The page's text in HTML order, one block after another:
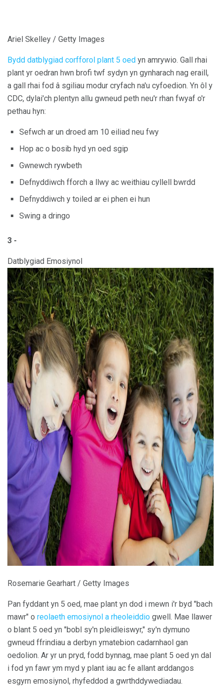
Ariel Skelley / Getty Images
Bydd datblygiad corfforol plant 5 oed yn amrywio. Gall rhai
plant yr oedran hwn brofi twf sydyn yn gynharach nag eraill,
a gall rhai fod â sgiliau modur cryfach na'u cyfoedion. Yn ôl y
CDC, dylai'ch plentyn allu gwneud peth neu'r rhan fwyaf o'r
pethau hyn:
Sefwch ar un droed am 10 eiliad neu fwy
Hop ac o bosib hyd yn oed sgip
Gwnewch rywbeth
Defnyddiwch fforch a llwy ac weithiau cyllell bwrdd
Defnyddiwch y toiled ar ei phen ei hun
Swing a dringo
3 -
Datblygiad Emosiynol
ad
Rosemarie Gearhart / Getty Images
Pan fyddant yn 5 oed, mae plant yn dod i mewn i'r byd "bach
mawr" o reolaeth emosiynol a rheoleiddio gwell. Mae llawer
o blant 5 oed yn "bobl sy'n pleidleiswyr," sy'n dymuno
gwneud ffrindiau a derbyn ymatebion cadarnhaol gan
oedolion. Ar yr un pryd, fodd bynnag, mae plant 5 oed yn dal
i fod yn fawr ym myd y plant iau ac fe allant arddangos
esgyrn emosiynol, rhyfeddod a gwrthddywediadau.